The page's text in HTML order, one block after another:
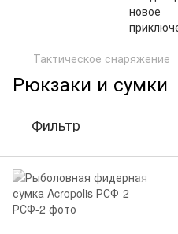
Тактическое снаряжение
Рюкзаки и сумки
Фильтр